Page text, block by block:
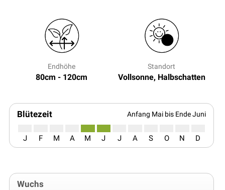
Endhöhe
80cm - 120cm
Standort
Vollsonne, Halbschatten
Blütezeit Anfang Mai bis Ende Juni
J F M A M J J A S O N D
Wuchs